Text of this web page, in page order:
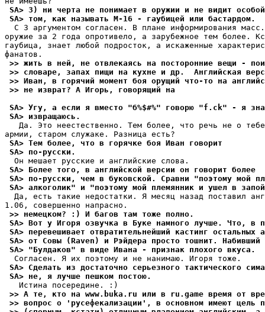
SA> 3) ни черта не понимает в оружии и не видит
SA> том, как называть М-16 - гаубицей или бастардом.
С 3 аргументом согласен. В плане информирования
оружие за 2 года опротивело, а зарубежное тем более.
гаубица, знает любой подросток, а искаженные
>> жить в ней, не отвлекаясь на посторонние вещи -
>> словаре, запах пищи на кухне и др.  Английская
>> Иван, в горячий момент боя орущий что-то на
>> не изврат? А Игорь, говорящий на
SA> Угу, а если я вместо "б%$#%" говорю "f.ck" - я
SA> извращаюсь.
Да. Это неестественно. Тем более, что речь не о
SA> Тем более, что в горячке боя Иван говорит
SA> по-русски.
SA> Более того, в английской версии он говорит более
SA> по-русски, чем в буковской. Сравни "поэтому мой
SA> алкоголик" и "поэтому мой племянник и ушел в
Да, есть такие недостатки. Я месяц назад поставил
>> немецком? :) И багов там тоже полно.
SA> Вот у Игоря озвучка в Буке намного лучше. Что, в
SA> перевешивает отвратительнейший кастинг остальных
SA> от Совы (Raven) и Рэйдера просто тошнит. Набивший
SA> "Булдаков" в виде Ивана - признак плохого вкуса.
SA> Сделать из достаточно серьезного тактического
SA> не, я лучше пешком постою.
>> А те, кто на www.buka.ru или в ru.game время от
>> вопрос о 'русефекализации', в основном имеют цель